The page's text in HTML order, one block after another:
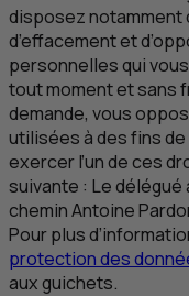
disposez notamment
d’effacement et
personnelles qui
tout moment et sans
demande, vous
utilisées à des fins
exercer l’un de ces
suivante : Le délégué
chemin Antoine
Pour plus
protection des
aux guichets.